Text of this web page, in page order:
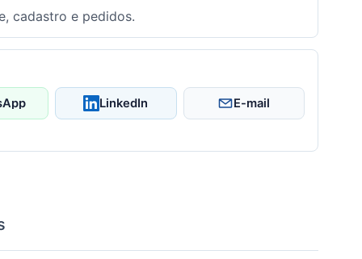
cadastro e pedidos.
LinkedIn E-mail